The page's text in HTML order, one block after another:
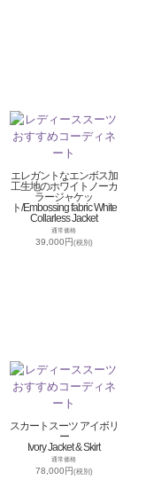
エレガントなエンボス加
工生地のホワイトノーカ
ラージャケッ
ト/Embossing fabric White
Collarless Jacket
通常価格
39,000円(税別)
スカートスーツ アイボリ
ー
Ivory Jacket & Skirt
通常価格
78,000円(税別)